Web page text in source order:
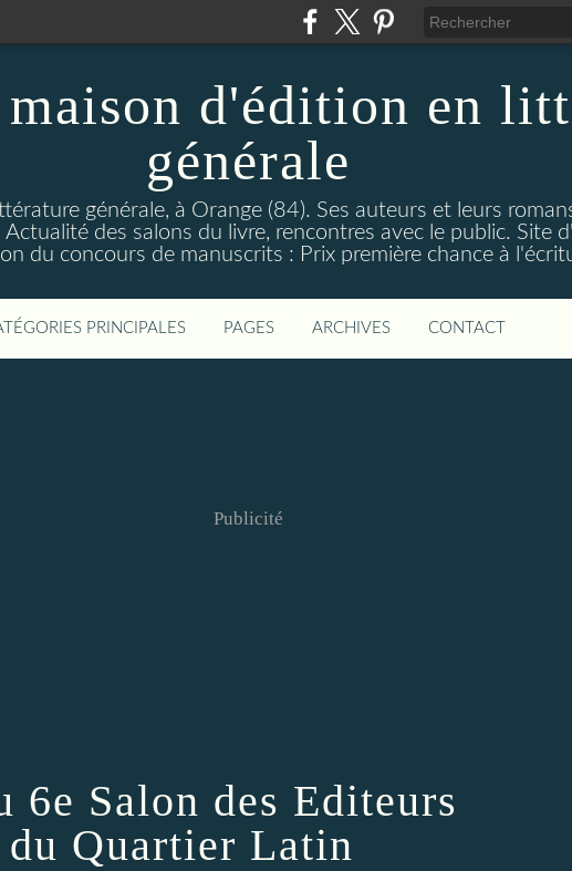
d'édition en
générale
générale, à Orange (84). Ses auteurs et leurs
des salons du livre, rencontres avec le public. Site
du concours de manuscrits : Prix première chance à
PRINCIPALES PAGES ARCHIVES CONTACT
Publicité
6e Salon des Editeurs
du Quartier Latin